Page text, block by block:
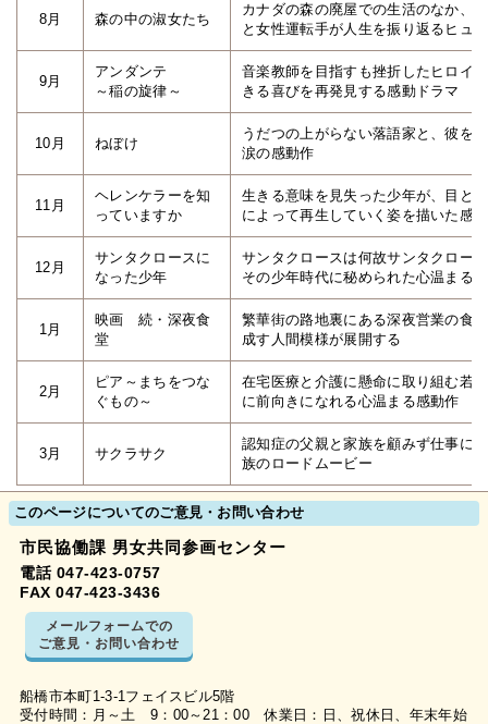
8月 森の中の淑女たち
カナダの森の廃屋での生活のなか、
と女性運転手が人生を振り返るヒュ
9月
アンダンテ
～稲の旋律～
音楽教師を目指すも挫折したヒロイ
きる喜びを再発見する感動ドラマ
10月 ねぼけ
うだつの上がらない落語家と、彼を
涙の感動作
11月
ヘレンケラーを知
っていますか
生きる意味を見失った少年が、目と
によって再生していく姿を描いた感
12月
サンタクロースに
なった少年
サンタクロースは何故サンタクロー
その少年時代に秘められた心温まる
1月
映画 続・深夜食
堂
繁華街の路地裏にある深夜営業の食
成す人間模様が展開する
2月
ピア～まちをつな
ぐもの～
在宅医療と介護に懸命に取り組む若
に前向きになれる心温まる感動作
3月 サクラサク
認知症の父親と家族を顧みず仕事に
族のロードムービー
このページについてのご意見・お問い合わせ
市民協働課 男女共同参画センター
電話 047-423-0757
FAX 047-423-3436
メールフォームでの
ご意見・お問い合わせ
船橋市本町1-3-1フェイスビル5階
受付時間：月～土 9：00～21：00 休業日：日、祝休日、年末年始